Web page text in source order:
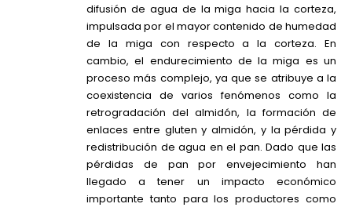
difusión de agua de la miga hacia la corteza,
impulsada por el mayor contenido de humedad
de la miga con respecto a la corteza. En
cambio, el endurecimiento de la miga es un
proceso más complejo, ya que se atribuye a la
coexistencia de varios fenómenos como la
retrogradación del almidón, la formación de
enlaces entre gluten y almidón, y la pérdida y
redistribución de agua en el pan. Dado que las
pérdidas de pan por envejecimiento han
llegado a tener un impacto económico
importante tanto para los productores como